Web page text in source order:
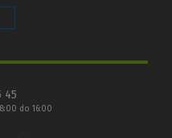
45
do 16:00